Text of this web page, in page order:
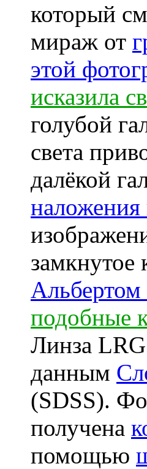
который
мираж от
этой
исказила
голубой
света
далёкой
наложения
замкнутое
подобные
Линза
данным
(SDSS).
получена
помощью